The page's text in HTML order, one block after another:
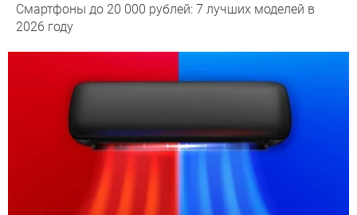
Смартфоны до 20 000 рублей: 7 лучших моделей в
2026 году